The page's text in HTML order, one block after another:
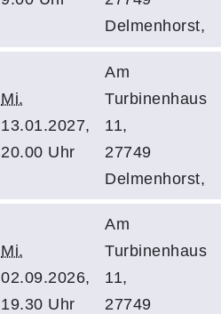
Delmenhorst,
Mi.
13.01.2027,
20.00 Uhr
Am
Turbinenhaus
11,
27749
Delmenhorst,
Mi.
02.09.2026,
19.30 Uhr
Am
Turbinenhaus
11,
27749